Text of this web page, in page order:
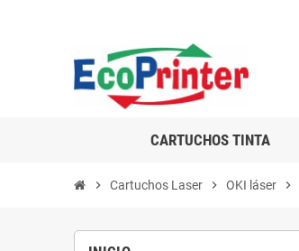
CARTUCHOS TINTA
chevron_right Cartuchos Laser chevron_right OKI láser chevron_right